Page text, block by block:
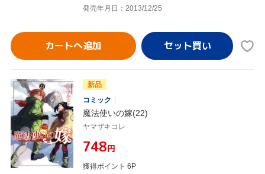
発売年月日：2013/12/25
カートへ追加
新品
コミック
魔法使いの嫁(22)
ヤマザキコレ
¥748円
獲得ポイント 6P